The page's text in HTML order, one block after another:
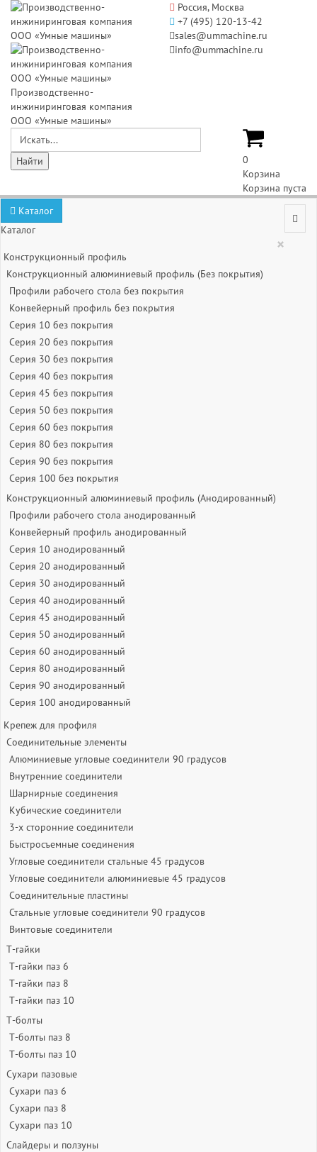
Производственно-
инжиниринговая компания
ООО «Умные машины»
Россия, Москва
+7 (495) 120-13-42
sales@ummachine.ru
info@ummachine.ru
0
Корзина
Корзина пуста
Каталог
Каталог
×
Конструкционный профиль
Конструкционный алюминиевый профиль (Без покрытия)
Профили рабочего стола без покрытия
Конвейерный профиль без покрытия
Серия 10 без покрытия
Серия 20 без покрытия
Серия 30 без покрытия
Серия 40 без покрытия
Серия 45 без покрытия
Серия 50 без покрытия
Серия 60 без покрытия
Серия 80 без покрытия
Серия 90 без покрытия
Серия 100 без покрытия
Конструкционный алюминиевый профиль (Анодированный)
Профили рабочего стола анодированный
Конвейерный профиль анодированный
Серия 10 анодированный
Серия 20 анодированный
Серия 30 анодированный
Серия 40 анодированный
Серия 45 анодированный
Серия 50 анодированный
Серия 60 анодированный
Серия 80 анодированный
Серия 90 анодированный
Серия 100 анодированный
Крепеж для профиля
Соединительные элементы
Алюминиевые угловые соединители 90 градусов
Внутренние соединители
Шарнирные соединения
Кубические соединители
3-х сторонние соединители
Быстросъемные соединения
Угловые соединители стальные 45 градусов
Угловые соединители алюминиевые 45 градусов
Соединительные пластины
Стальные угловые соединители 90 градусов
Винтовые соединители
Т-гайки
Т-гайки паз 6
Т-гайки паз 8
Т-гайки паз 10
Т-болты
Т-болты паз 8
Т-болты паз 10
Сухари пазовые
Сухари паз 6
Сухари паз 8
Сухари паз 10
Слайдеры и ползуны